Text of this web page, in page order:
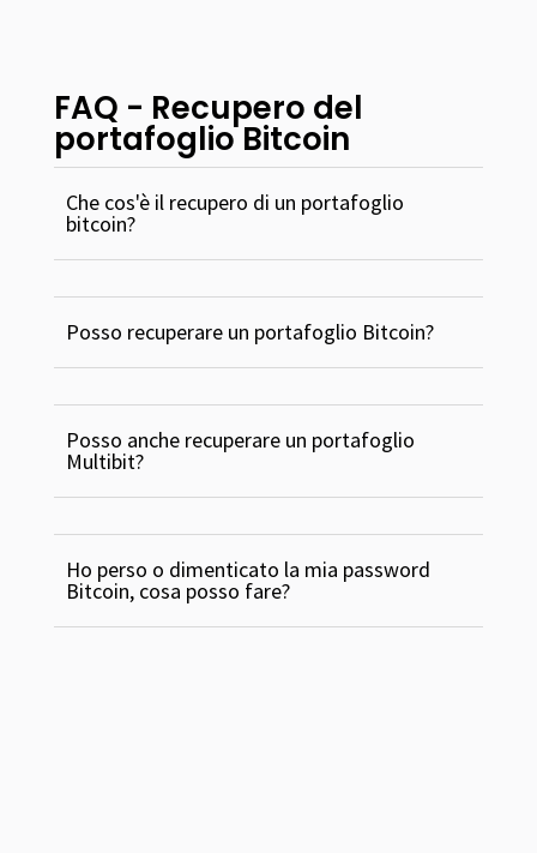
FAQ - Recupero del
portafoglio Bitcoin
Che cos'è il recupero di un portafoglio
bitcoin?
Posso recuperare un portafoglio Bitcoin?
Posso anche recuperare un portafoglio
Multibit?
Ho perso o dimenticato la mia password
Bitcoin, cosa posso fare?